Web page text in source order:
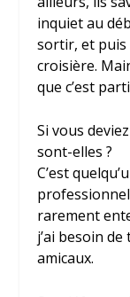
inquiet au
sortir, et puis
croisière.
que c’est
Si vous
sont-elles ?
C’est
rarement
j’ai besoin
amicaux.